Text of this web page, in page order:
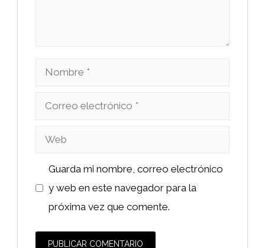
Nombre
Correo
Web
Guarda mi nombre, correo electrónico
y web en este navegador para la
próxima vez que comente.